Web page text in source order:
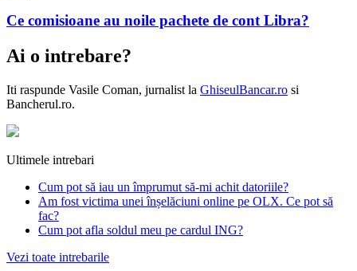
Ce comisioane au noile pachete de cont Libra?
Ai o intrebare?
Iti raspunde Vasile Coman, jurnalist la GhiseulBancar.ro si
Bancherul.ro.
Ultimele intrebari
Cum pot să iau un împrumut să-mi achit datoriile?
Am fost victima unei înșelăciuni online pe OLX. Ce pot să
fac?
Cum pot afla soldul meu pe cardul ING?
Vezi toate intrebarile